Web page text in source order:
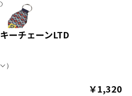
）
ーチェーンLTD
￥1,320